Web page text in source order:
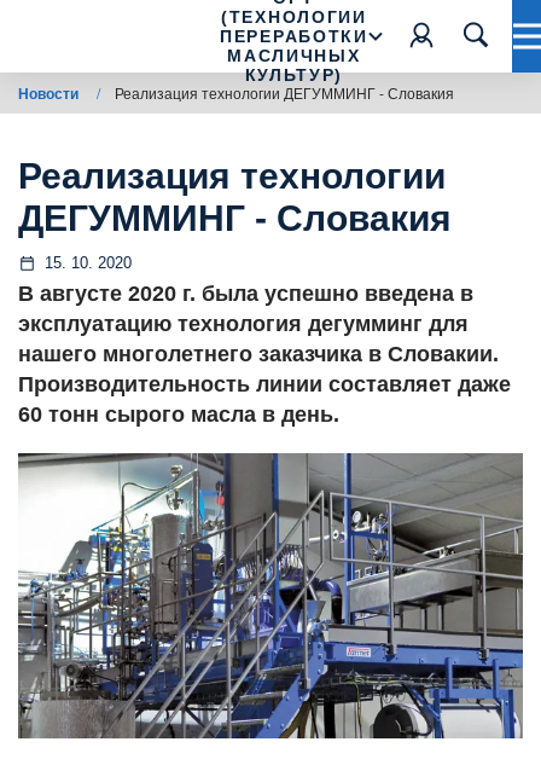
(ТЕХНОЛОГИИ
ПЕРЕРАБОТКИ
МАСЛИЧНЫХ
КУЛЬТУР)
Новости / Реализация технологии ДЕГУММИНГ - Словакия
Реализация технологии
ДЕГУММИНГ - Словакия
15. 10. 2020
В августе 2020 г. была успешно введена в
эксплуатацию технология дегумминг для
нашего многолетнего заказчика в Словакии.
Производительность линии составляет даже
60 тонн сырого масла в день.